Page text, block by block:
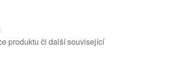
produktu či další související